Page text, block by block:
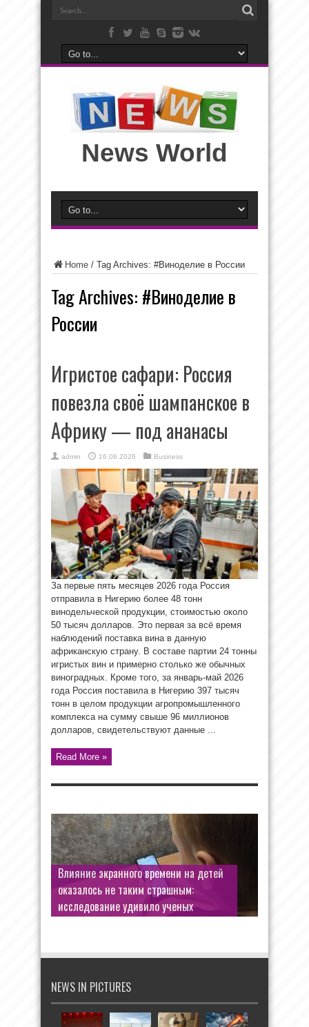
News World
Home / Tag Archives: #Виноделие в России
Tag Archives: #Виноделие в
России
Игристое сафари: Россия
повезла своё шампанское в
Африку — под ананасы
admin 16.06.2026 Business
За первые пять месяцев 2026 года Россия
отправила в Нигерию более 48 тонн
винодельческой продукции, стоимостью около
50 тысяч долларов. Это первая за всё время
наблюдений поставка вина в данную
африканскую страну. В составе партии 24 тонны
игристых вин и примерно столько же обычных
виноградных. Кроме того, за январь-май 2026
года Россия поставила в Нигерию 397 тысяч
тонн в целом продукции агропромышленного
комплекса на сумму свыше 96 миллионов
долларов, свидетельствуют данные ...
Read More »
Влияние экранного времени на детей
оказалось не таким страшным:
исследование удивило ученых
NEWS IN PICTURES